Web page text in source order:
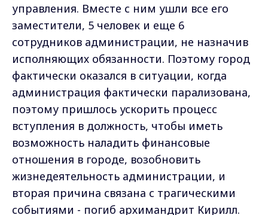
управления. Вместе с ним ушли все его
заместители, 5 человек и еще 6
сотрудников администрации, не назначив
исполняющих обязанности. Поэтому город
фактически оказался в ситуации, когда
администрация фактически парализована,
поэтому пришлось ускорить процесс
вступления в должность, чтобы иметь
возможность наладить финансовые
отношения в городе, возобновить
жизнедеятельность администрации, и
вторая причина связана с трагическими
событиями - погиб архимандрит Кирилл.